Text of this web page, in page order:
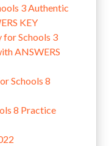
3 Authentic
KEY
Schools 3
ANSWERS
Schools 8
8 Practice